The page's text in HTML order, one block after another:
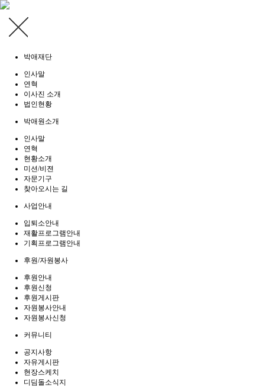
박애재단
인사말
연혁
이사진 소개
법인현황
박애원소개
인사말
연혁
현황소개
미션/비젼
자문기구
찾아오시는 길
사업안내
입퇴소안내
재활프로그램안내
기획프로그램안내
후원/자원봉사
후원안내
후원신청
후원게시판
자원봉사안내
자원봉사신청
커뮤니티
공지사항
자유게시판
현장스케치
디딤돌소식지